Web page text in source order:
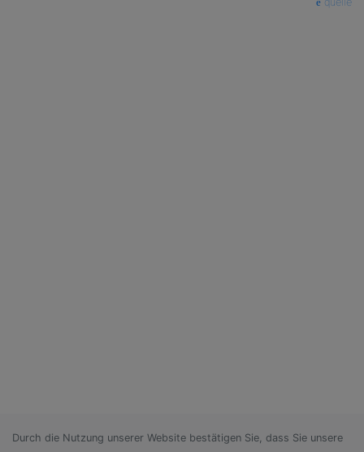
Durch die Nutzung unserer Website bestätigen Sie, dass Sie unsere